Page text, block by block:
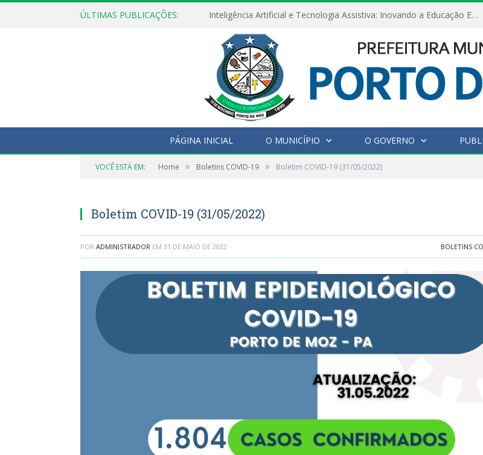
ÚLTIMAS PUBLICAÇÕES: Inteligência Artificial e Tecnologia Assistiva: Inovando a Educação Especial e Inclusiva
PÁGINA INICIAL O MUNICÍPIO O GOVERNO
VOCÊ ESTÁ EM: Home » Boletins COVID-19 » Boletim COVID-19 (31/05/2022)
Boletim COVID-19 (31/05/2022)
POR ADMINISTRADOR EM 31 DE MAIO DE 2022 BOLETINS